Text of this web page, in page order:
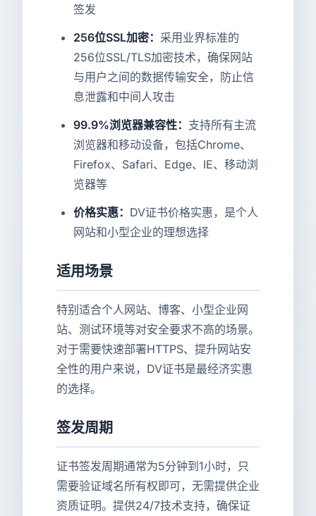
签发
256位SSL加密： 采用业界标准的
256位SSL/TLS加密技术，确保网站
与用户之间的数据传输安全，防止信
息泄露和中间人攻击
99.9%浏览器兼容性： 支持所有主流
浏览器和移动设备，包括Chrome、
Firefox、Safari、Edge、IE、移动浏
览器等
价格实惠： DV证书价格实惠，是个人
网站和小型企业的理想选择
适用场景
特别适合个人网站、博客、小型企业网
站、测试环境等对安全要求不高的场景。
对于需要快速部署HTTPS、提升网站安
全性的用户来说，DV证书是最经济实惠
的选择。
签发周期
证书签发周期通常为5分钟到1小时，只
需要验证域名所有权即可，无需提供企业
资质证明。提供24/7技术支持，确保证